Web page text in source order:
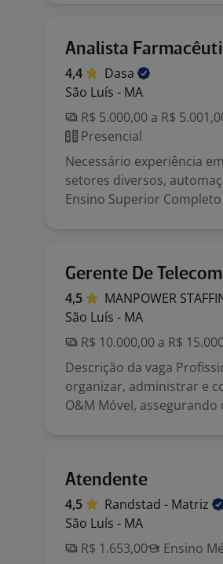
Analista
4,4
Dasa
São Luís - MA
R$ 5.000,00 a R$
Presencial
Necessário experiência
setores diversos,
Ensino Superior
Gerente De
4,5 MANPOWER
São Luís - MA
R$ 10.000,00 a R$
Descrição da vaga
organizar, administrar e
O&M Móvel, assegurando
Atendente
4,5 Randstad - Matriz
São Luís - MA
R$ 1.653,00
Ensino